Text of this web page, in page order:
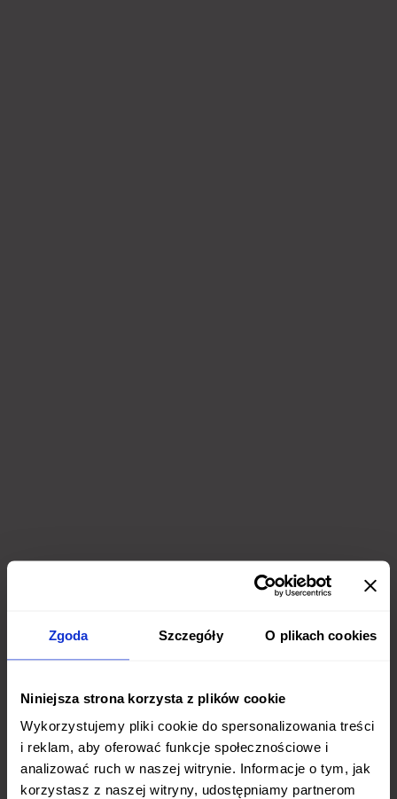
Zgoda Szczegóły O plikach cookies
Niniejsza strona korzysta z plików cookie
Wykorzystujemy pliki cookie do spersonalizowania treści
i reklam, aby oferować funkcje społecznościowe i
analizować ruch w naszej witrynie. Informacje o tym, jak
korzystasz z naszej witryny, udostępniamy partnerom